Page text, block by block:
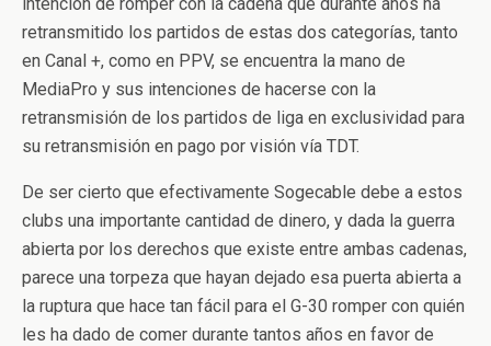
retransmitido los partidos de estas dos categorías, tanto
en Canal +, como en PPV, se encuentra la mano de
MediaPro y sus intenciones de hacerse con la
retransmisión de los partidos de liga en exclusividad para
su retransmisión en pago por visión vía TDT.
De ser cierto que efectivamente Sogecable debe a estos
clubs una importante cantidad de dinero, y dada la guerra
abierta por los derechos que existe entre ambas cadenas,
parece una torpeza que hayan dejado esa puerta abierta a
la ruptura que hace tan fácil para el G-30 romper con quién
les ha dado de comer durante tantos años en favor de